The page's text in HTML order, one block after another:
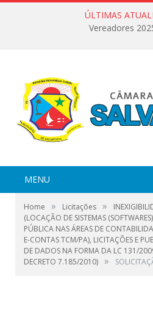
ÚLTIMAS
Vereadores
MENU
Home » Licitações »
(LOCAÇÃO DE SISTEMAS
PÚBLICA NAS ÁREAS DE
E-CONTAS TCM/PA), LICITAÇÕES E
DE DADOS NA FORMA DA LC 131/
DECRETO 7.185/2010) »